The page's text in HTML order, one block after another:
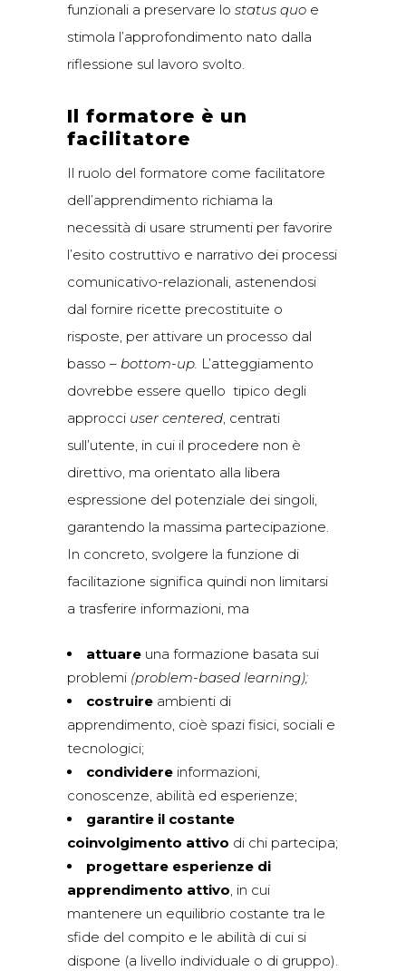
funzionali a preservare lo status quo e
stimola l’approfondimento nato dalla
riflessione sul lavoro svolto.
Il formatore è un
facilitatore
Il ruolo del formatore come facilitatore
dell’apprendimento richiama la
necessità di usare strumenti per favorire
l’esito costruttivo e narrativo dei processi
comunicativo-relazionali, astenendosi
dal fornire ricette precostituite o
risposte, per attivare un processo dal
basso – bottom-up. L’atteggiamento
dovrebbe essere quello tipico degli
approcci user centered, centrati
sull’utente, in cui il procedere non è
direttivo, ma orientato alla libera
espressione del potenziale dei singoli,
garantendo la massima partecipazione.
In concreto, svolgere la funzione di
facilitazione significa quindi non limitarsi
a trasferire informazioni, ma
attuare una formazione basata sui
problemi (problem-based learning);
costruire ambienti di
apprendimento, cioè spazi fisici, sociali e
tecnologici;
condividere informazioni,
conoscenze, abilità ed esperienze;
garantire il costante
coinvolgimento attivo di chi partecipa;
progettare esperienze di
apprendimento attivo, in cui
mantenere un equilibrio costante tra le
sfide del compito e le abilità di cui si
dispone (a livello individuale o di gruppo).